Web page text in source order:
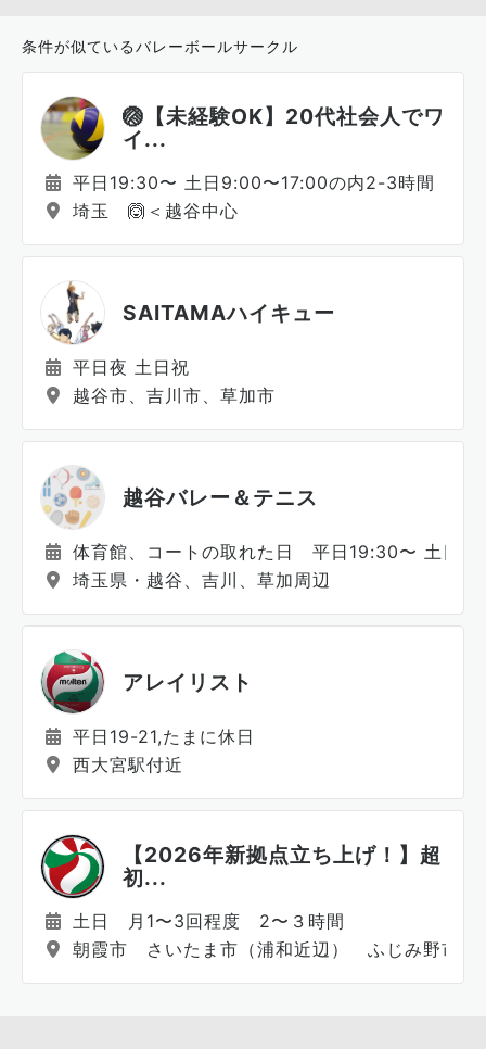
条件が似ているバレーボールサークル
🏐【未経験OK】20代社会人でワ
イ...
平日19:30〜 土日9:00〜17:00の内2-3時間
埼玉 🙆＜越谷中心
SAITAMAハイキュー
平日夜 土日祝
越谷市、吉川市、草加市
越谷バレー＆テニス
体育館、コートの取れた日 平日19:30〜 土日祝
埼玉県・越谷、吉川、草加周辺
アレイリスト
平日19-21,たまに休日
西大宮駅付近
【2026年新拠点立ち上げ！】超
初...
土日 月1〜3回程度 2〜３時間
朝霞市 さいたま市（浦和近辺） ふじみ野市